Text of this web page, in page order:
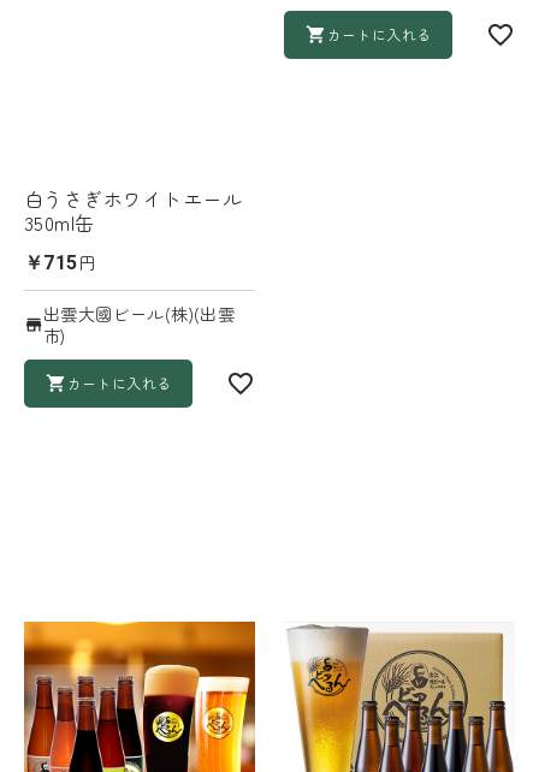
白うさぎホワイトエール
350ml缶
￥715円
出雲大國ビール(株)(出雲
市)
カートに入れる
カートに入れる